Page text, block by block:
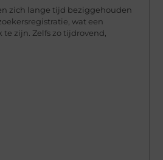
zich lange tijd beziggehouden
wat een
zijn. Zelfs zo tijdrovend,